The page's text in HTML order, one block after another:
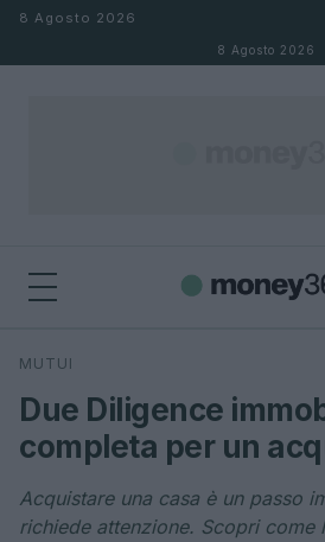
Salta al contenuto
8 Agosto 2026
8 Agosto 2026
Cerca
MUTUI
Due Diligence
completa per un
Acquistare una casa è un passo
richiede attenzione. Scopri come